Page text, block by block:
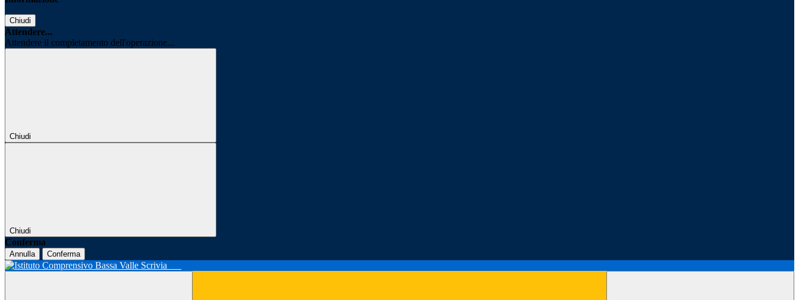
Chiudi
Attendere...
Attendere il completamento dell'operazione...
Chiudi
Chiudi
Conferma
Annulla Conferma